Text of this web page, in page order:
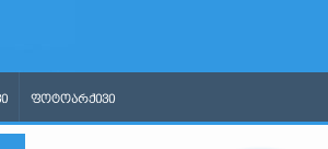
ᲤᲝᲢᲝᲐᲠᲥᲘᲕᲘ